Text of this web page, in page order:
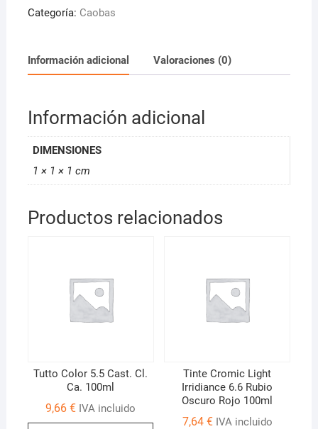
Caoba
cantidad
Categoría: Caobas
Información adicional Valoraciones (0)
Información adicional
DIMENSIONES
1 × 1 × 1 cm
Productos relacionados
Tutto Color 5.5 Cast. Cl.
Ca. 100ml
9,66€ IVA incluido
Tinte Cromic Light
Irridiance 6.6 Rubio
Oscuro Rojo 100ml
7,64 € IVA incluido